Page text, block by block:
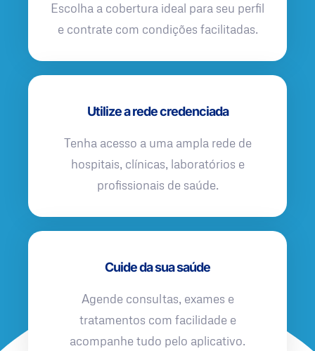
Escolha a cobertura ideal para seu perfil
e contrate com condições facilitadas.
Utilize a rede credenciada
Tenha acesso a uma ampla rede de
hospitais, clínicas, laboratórios e
profissionais de saúde.
Cuide da sua saúde
Agende consultas, exames e
tratamentos com facilidade e
acompanhe tudo pelo aplicativo.